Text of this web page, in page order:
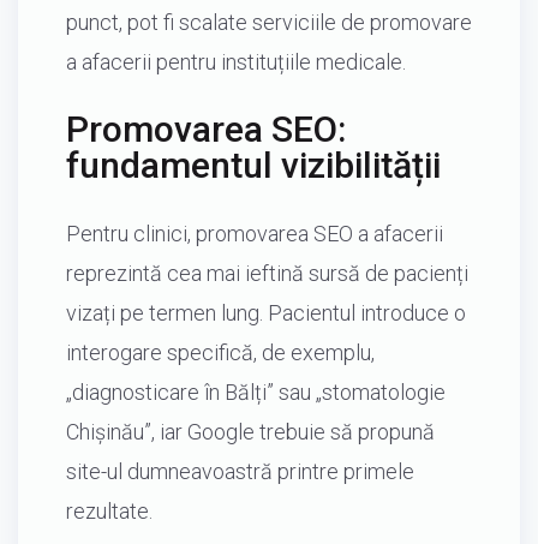
punct, pot fi scalate serviciile de promovare
a afacerii pentru instituțiile medicale.
Promovarea SEO:
fundamentul vizibilității
Pentru clinici, promovarea SEO a afacerii
reprezintă cea mai ieftină sursă de pacienți
vizați pe termen lung. Pacientul introduce o
interogare specifică, de exemplu,
„diagnosticare în Bălți” sau „stomatologie
Chișinău”, iar Google trebuie să propună
site-ul dumneavoastră printre primele
rezultate.